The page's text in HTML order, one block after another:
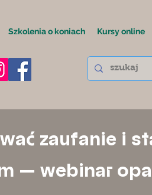
Szkolenia o koniach Kursy online
zaufanie i
— webinar